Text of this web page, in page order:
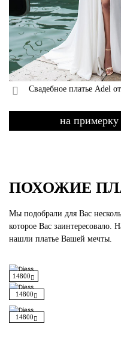
Свадебное платье Adel
на примерку
ПОХОЖИЕ
Мы подобрали для Вас
которое Вас заинтересовало.
нашли платье Вашей мечты.
14800
14800
14800